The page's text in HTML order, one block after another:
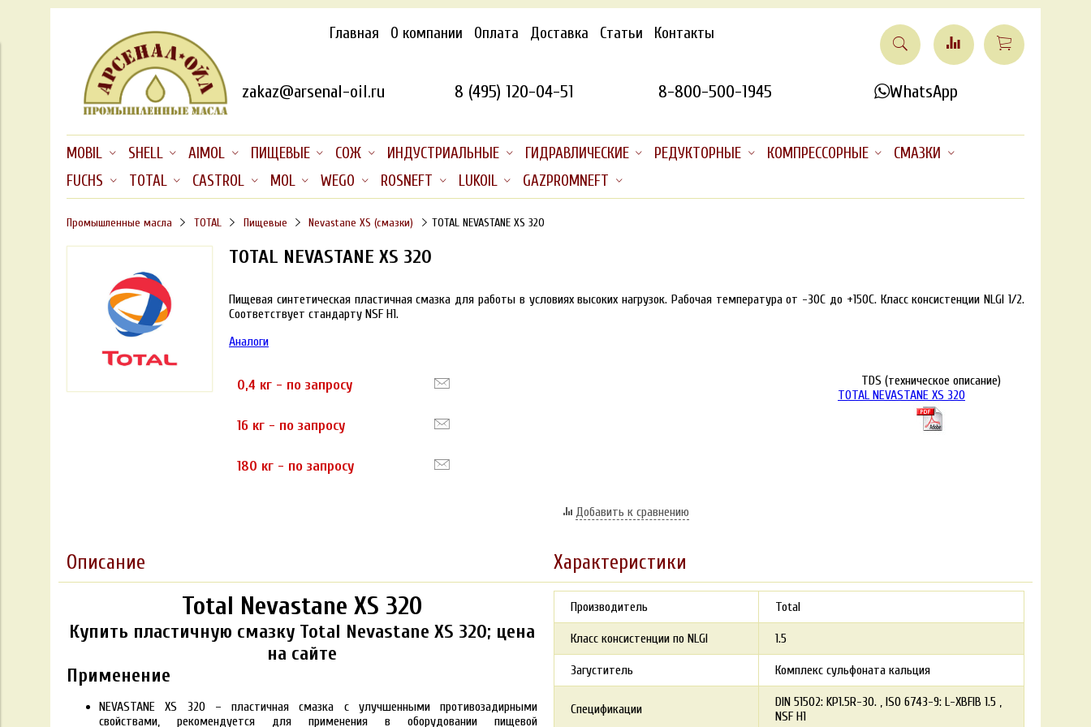
Главная О компании Оплата Доставка Статьи Контакты
zakaz@arsenal-oil.ru 8 (495) 120-04-51 8-800-500-1945 WhatsApp
MOBIL SHELL AIMOL ПИЩЕВЫЕ СОЖ ИНДУСТРИАЛЬНЫЕ ГИДРАВЛИЧЕСКИЕ РЕДУКТОРНЫЕ КОМПРЕССОРНЫЕ
СМАЗКИ
FUCHS
TOTAL CASTROL MOL WEGO ROSNEFT LUKOIL GAZPROMNEFT
Промышленные масла TOTAL Пищевые Nevastane XS (смазки) TOTAL NEVASTANE XS 320
TOTAL NEVASTANE XS 320
Пищевая синтетическая пластичная смазка для работы в условиях высоких нагрузок. Рабочая температура от -30С до +150С. Класс консистенции NLGI 1/2.
Соответствует стандарту NSF H1.
Аналоги
0,4 кг - по запросу
16 кг - по запросу
180 кг - по запросу
TDS (техническое описание)
TOTAL NEVASTANE XS 320
Добавить к сравнению
Описание Характеристики
Total Nevastane XS 320
Купить пластичную смазку Total Nevastane XS 320; цена
на сайте
Применение
NEVASTANE XS 320 – пластичная смазка с улучшенными противозадирными
свойствами, рекомендуется для применения в оборудовании пищевой
Производитель Total
Класс консистенции по NLGI 1.5
Загуститель Комплекс сульфоната кальция
Спецификации DIN 51502: KP1.5R-30.
ISO 6743-9: L-XBFIB 1.5
NSF H1